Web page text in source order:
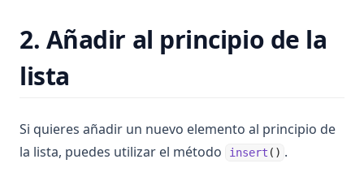
2. Añadir al principio de la
lista
Si quieres añadir un nuevo elemento al principio de
la lista, puedes utilizar el método
insert () .